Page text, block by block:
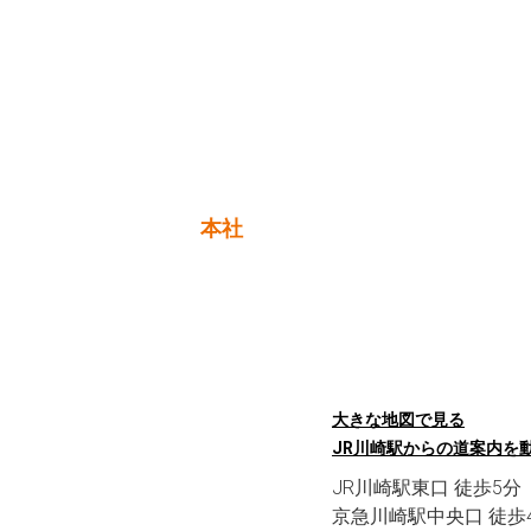
本社
大きな地図で見る
JR川崎駅からの道案内を
JR川崎駅東口 徒歩5分
京急川崎駅中央口 徒歩